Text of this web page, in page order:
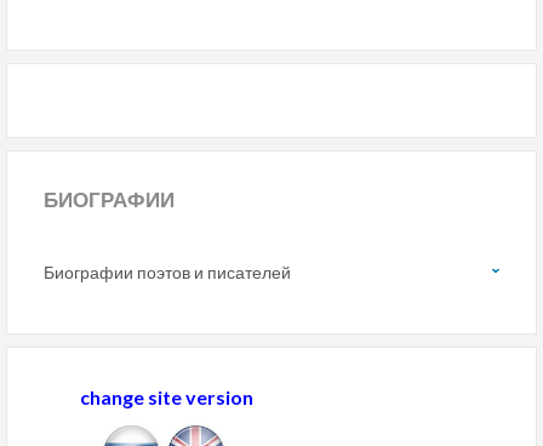
БИОГРАФИИ
Биографии поэтов и писателей
change site version